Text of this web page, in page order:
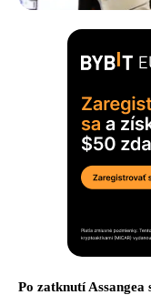
Po zatknutí